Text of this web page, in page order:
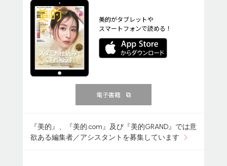
美的がタブレットや
スマートフォンで読める！
電子書籍
『美的』、『美的.com』及び『美的GRAND』では意
欲ある編集者／アシスタントを募集しています